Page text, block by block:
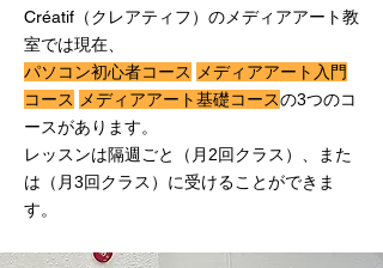
Créatif （クレアティフ）のメディアアート教
室では現在、
パソコン初心者コース
メディアアート入門
コース
メディアアート基礎コースの3つのコ
ースがあります。
レッスンは隔週ごと（月2回クラス）、また
は（月3回クラス）に受けることができま
す。